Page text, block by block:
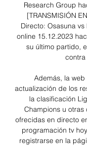
Research Group
[TRANSMISIÓN
Directo: Osasuna vs
online 15.12.2023
su último partido,
contra
Además, la
actualización de los
la clasificación
Champions u otras
ofrecidas en directo
programación tv
registrarse en la